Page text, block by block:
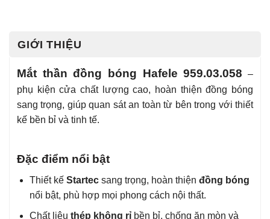
GIỚI THIỆU
Mắt thần đồng bóng Hafele 959.03.058 –
phụ kiện cửa chất lượng cao, hoàn thiện đồng bóng
sang trọng, giúp quan sát an toàn từ bên trong với thiết
kế bền bỉ và tinh tế.
Đặc điểm nổi bật
Thiết kế Startecsang trọng, hoàn thiện đồng bóng
nổi bật, phù hợp mọi phong cách nội thất.
Chất liệu thép không rỉbền bỉ, chống ăn mòn và